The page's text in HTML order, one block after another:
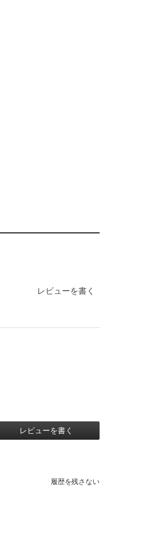
レビューを書く
レビューを書く
履歴を残さない